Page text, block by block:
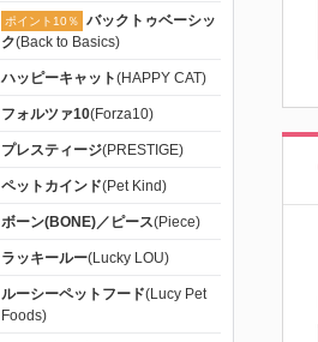
ポイント10％
バックトゥベーシッ
ク(Back to Basics)
ハッピーキャット(HAPPY CAT)
フォルツァ10(Forza10)
プレスティージ(PRESTIGE)
ペットカインド(Pet Kind)
ボーン(BONE)／ピース(Piece)
ラッキールー(Lucky LOU)
ルーシーペットフード(Lucy Pet
Foods)